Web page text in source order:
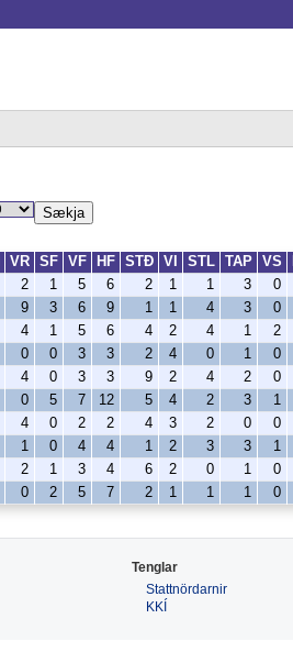
Sækja
VR SF VF HF STÐ VI STL TAP VS
2 1 5 6 2 1 1 3 0
9 3 6 9 1 1 4 3 0
4 1 5 6 4 2 4 1 2
0 0 3 3 2 4 0 1 0
4 0 3 3 9 2 4 2 0
0 5 7 12 5 4 2 3 1
4 0 2 2 4 3 2 0 0
1 0 4 4 1 2 3 3 1
2 1 3 4 6 2 0 1 0
0 2 5 7 2 1 1 1 0
Tenglar
Stattnördarnir
KKÍ